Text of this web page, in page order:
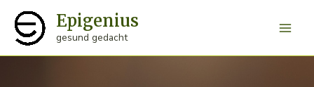
Inhalt
springen
Epigenius
gesund gedacht